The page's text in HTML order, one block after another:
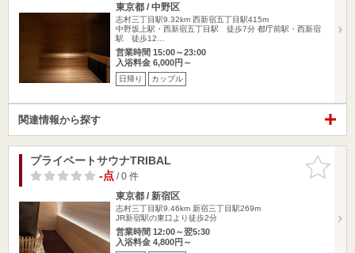
東京都 / 中野区
志村三丁目駅9.32km 西新宿五丁目駅415m
中野坂上駅・西新宿五丁目駅 徒歩7分 都庁前駅・西新宿
駅 徒歩12…
営業時間 15:00～23:00
入浴料金 6,000円～
日帰り カップル
関連情報から探す
お気に入
りに追加
プライベートサウナTRIBAL
-点/ 0 件
東京都 / 新宿区
志村三丁目駅9.46km 新宿三丁目駅269m
JR新宿駅の東口より徒歩2分
営業時間 12:00～翌5:30
入浴料金 4,800円～